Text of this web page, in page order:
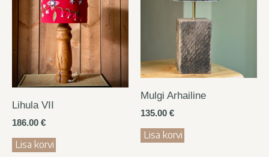
Lihula VII
186.00 €
Lisa korvi
Mulgi Arhailine
135.00 €
Lisa korvi